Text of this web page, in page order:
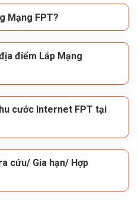
Mạng FPT?
điểm Lắp Mạng
cước Internet FPT tại
cứu/ Gia hạn/ Hợp